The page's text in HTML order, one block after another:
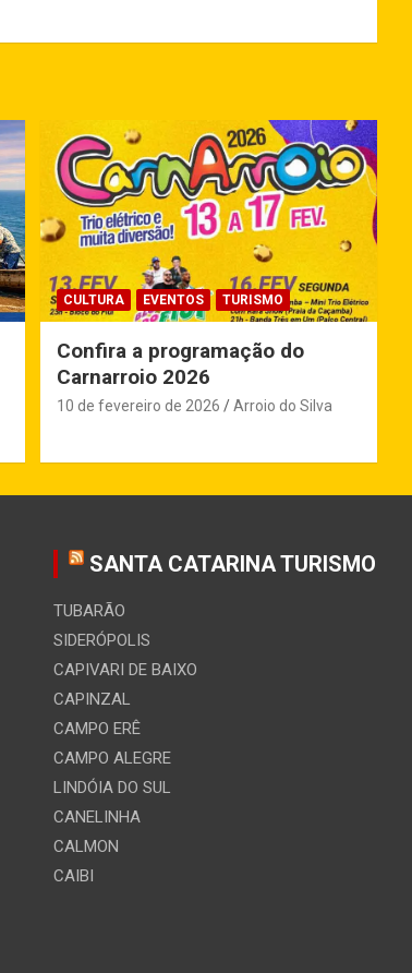
CULTURA EVENTOS TURISMO
Confira a programação do
Carnarroio 2026
10 de fevereiro de 2026 Arroio do Silva
SANTA CATARINA TURISMO
TUBARÃO
SIDERÓPOLIS
CAPIVARI DE BAIXO
CAPINZAL
CAMPO ERÊ
CAMPO ALEGRE
LINDÓIA DO SUL
CANELINHA
CALMON
CAIBI